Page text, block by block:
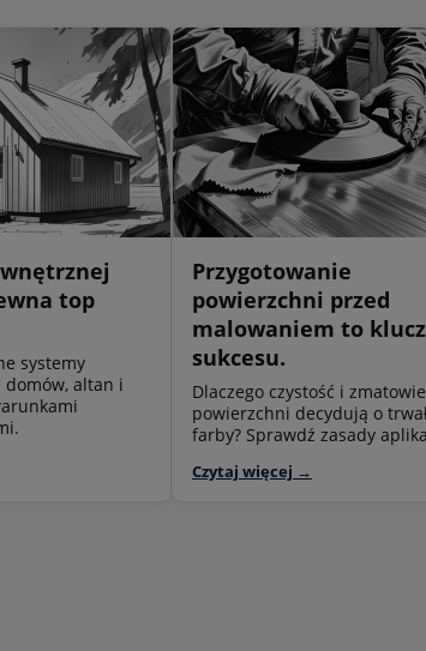
top
systemy
domów, altan i
Przygotowanie
powierzchni przed
malowaniem to
sukcesu.
Dlaczego czystość i
powierzchni decydują o
farby? Sprawdź zasady
Czytaj więcej →